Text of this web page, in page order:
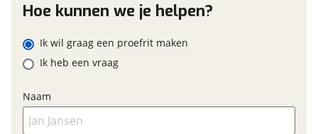
BOVAG Garantie 12 maanden
Hoe kunnen we je helpen?
Ik wil graag een proefrit maken
Ik heb een vraag
Naam